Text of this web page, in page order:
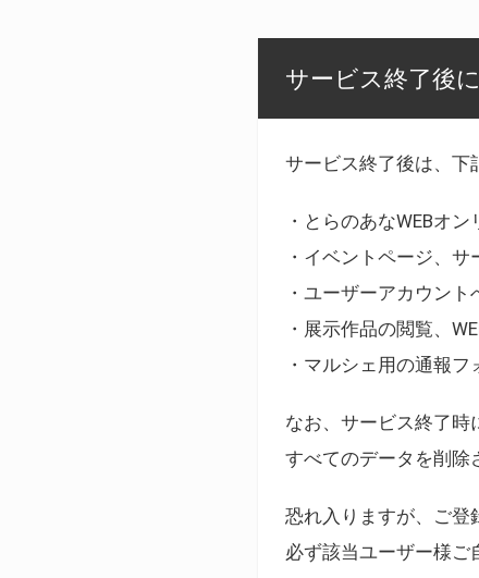
サービス終了後
サービス終了後は、下
・とらのあなWEBオ
・イベントページ、
・ユーザーアカウント
・展示作品の閲覧、
・マルシェ用の通報フ
なお、サービス終了時
すべてのデータを削除
恐れ入りますが、ご登
必ず該当ユーザー様ご